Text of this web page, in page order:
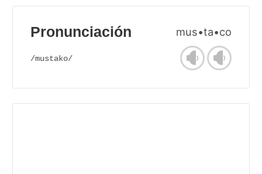
Pronunciación mus•ta•co
/mustako/